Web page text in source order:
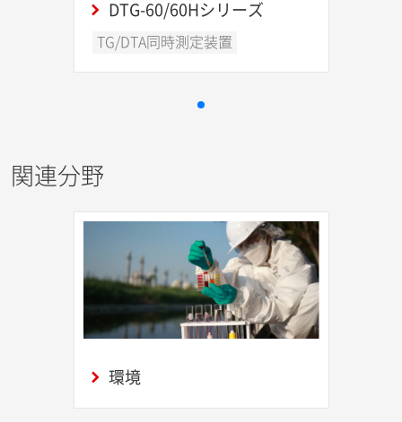
DTG-60/60Hシリーズ
TG/DTA同時測定装置
関連分野
環境